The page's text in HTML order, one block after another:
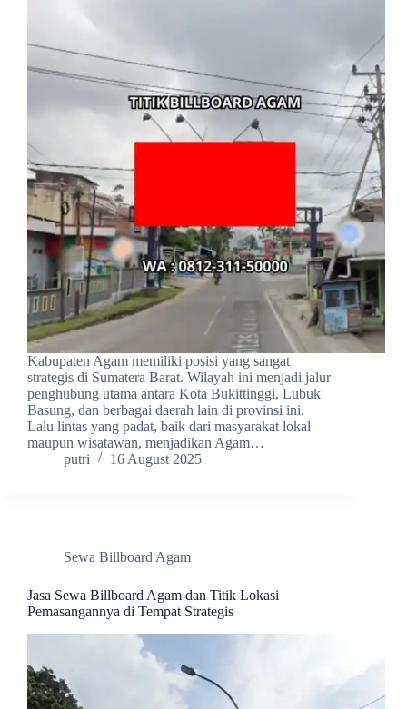
Kabupaten Agam memiliki posisi yang sangat
strategis di Sumatera Barat. Wilayah ini menjadi jalur
penghubung utama antara Kota Bukittinggi, Lubuk
Basung, dan berbagai daerah lain di provinsi ini.
Lalu lintas yang padat, baik dari masyarakat lokal
maupun wisatawan, menjadikan Agam…
putri
16 August 2025
Sewa Billboard Agam
Jasa Sewa Billboard Agam dan Titik Lokasi
Pemasangannya di Tempat Strategis